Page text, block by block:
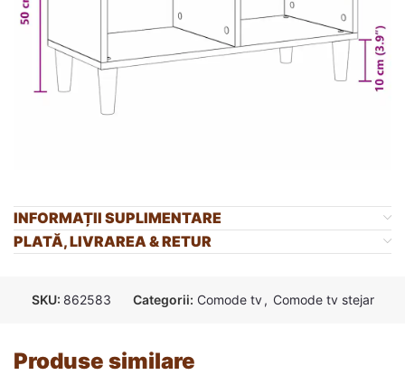
INFORMAȚII SUPLIMENTARE
PLATĂ, LIVRAREA & RETUR
SKU: 862583 Categorii: Comode tv , Comode tv stejar
Produse similare